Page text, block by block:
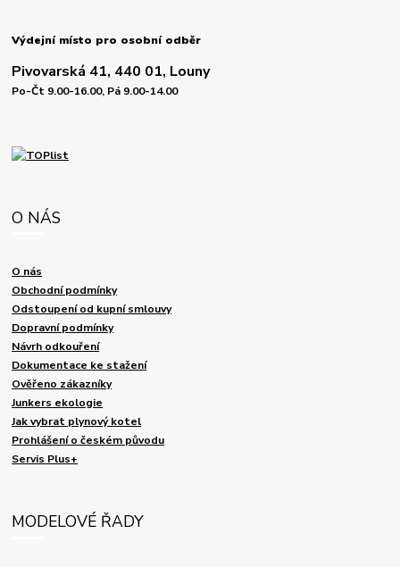
Výdejní místo pro osobní odběr
Pivovarská 41, 440 01, Louny
Po-Čt 9.00-16.00, Pá 9.00-14.00
O NÁS
O nás
Obchodní podmínky
Odstoupení od kupní smlouvy
Dopravní podmínky
Návrh odkouření
Dokumentace ke stažení
Ověřeno zákazníky
Junkers ekologie
Jak vybrat plynový kotel
Prohlášení o českém původu
Servis Plus+
MODELOVÉ ŘADY